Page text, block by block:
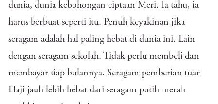
dunia, dunia kebohongan ciptaan Meri. Ia tahu, ia
harus berbuat seperti itu. Penuh keyakinan jika
seragam adalah hal paling hebat di dunia ini. Lain
dengan seragam sekolah. Tidak perlu membeli dan
membayar tiap bulannya. Seragam pemberian tuan
Haji jauh lebih hebat dari seragam putih merah